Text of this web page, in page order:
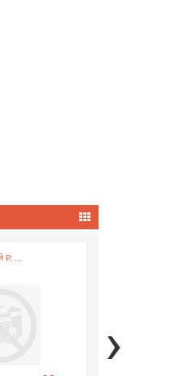
...
›